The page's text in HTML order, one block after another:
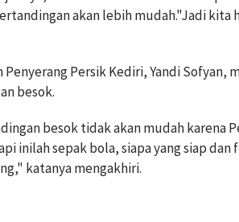
akan lebih mudah."Jadi kita
Penyerang Persik Kediri, Yandi Sofyan,
besok.
besok tidak akan mudah karena
inilah sepak bola, siapa yang siap
katanya mengakhiri.